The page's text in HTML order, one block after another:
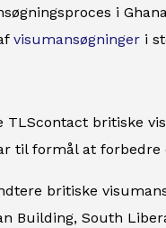
i
visumansøgninger i
TLScontact britiske
til formål at forbedre
britiske
Building, South